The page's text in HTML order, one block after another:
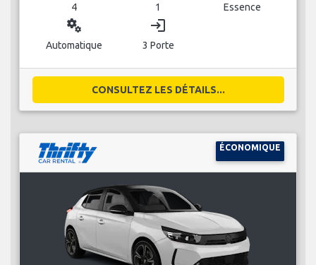
4 1 Essence
miscellaneous_services
Automatique
login
3 Porte
CONSULTEZ LES DÉTAILS...
ÉCONOMIQUE